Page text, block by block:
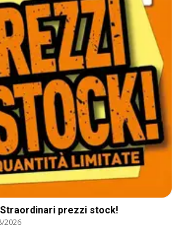
Straordinari prezzi stock!
2026